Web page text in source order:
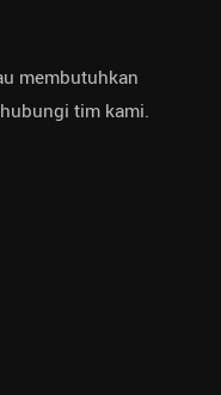
membutuhkan
tim kami.